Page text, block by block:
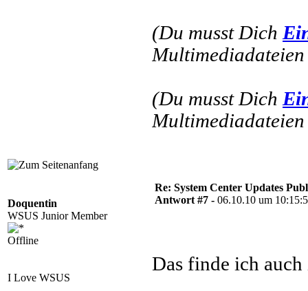
(Du musst Dich
(Du musst Dich
Doquentin
WSUS Junior Member
Offline
I Love WSUS
Re: System Center Updates
Antwort #7 - 06.10.10 um
Das finde ich auch